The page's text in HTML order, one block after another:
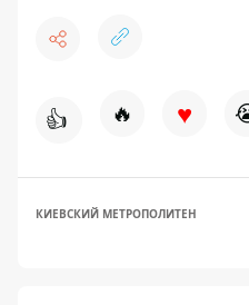
👍 🔥 ♥
КИЕВСКИЙ МЕТРОПОЛИТЕН